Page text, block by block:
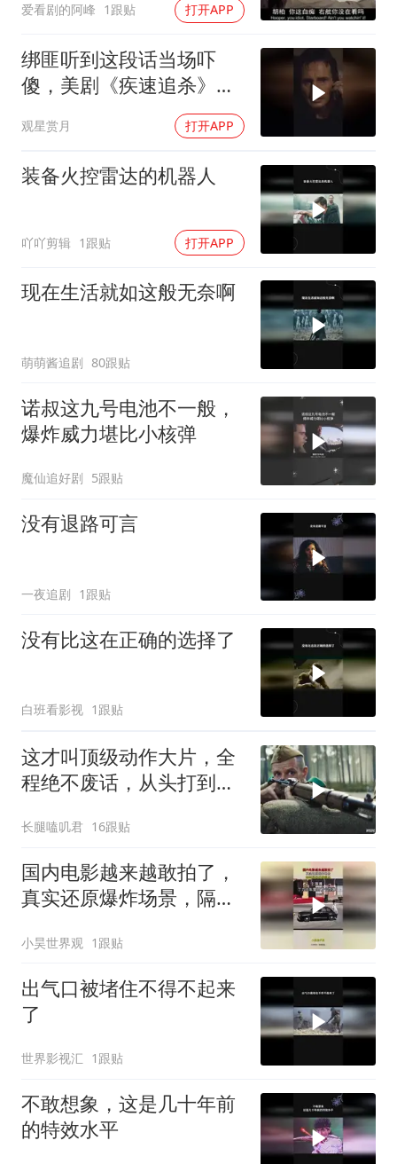
爱看剧的阿峰 1跟贴 打开APP
绑匪听到这段话当场吓
傻，美剧《疾速追杀》名
观星赏月 打开APP
装备火控雷达的机器人
吖吖剪辑 1跟贴 打开APP
现在生活就如这般无奈啊
萌萌酱追剧 80跟贴
诺叔这九号电池不一般，
爆炸威力堪比小核弹
魔仙追好剧 5跟贴
没有退路可言
一夜追剧 1跟贴
没有比这在正确的选择了
白班看影视 1跟贴
这才叫顶级动作大片，全
程绝不废话，从头打到
长腿嗑叽君 16跟贴
国内电影越来越敢拍了，
真实还原爆炸场景，隔着
小昊世界观 1跟贴
出气口被堵住不得不起来
了
世界影视汇 1跟贴
不敢想象，这是几十年前
的特效水平